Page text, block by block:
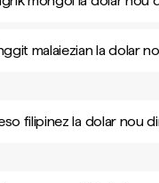
malaiezian la dolar
filipinez la dolar nou